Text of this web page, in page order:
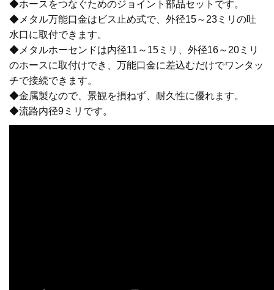
◆ホースをつなぐためのジョイント部品セットです。
◆メタル万能口金はビス止め式で、外径15～23ミリの吐
水口に取付できます。
◆メタルホーセンドは内径11～15ミリ、外径16～20ミリ
のホースに取付けでき、万能口金に差込むだけでワンタッ
チで接続できます。
◆金属製なので、景観を損ねず、耐久性に優れます。
◆流路内径9ミリです。
水栓金具
水栓部品
止水栓